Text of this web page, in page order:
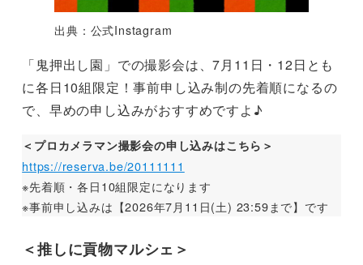
出典：公式Instagram
「鬼押出し園」での撮影会は、7月11日・12日とも
に各日10組限定！事前申し込み制の先着順になるの
で、早めの申し込みがおすすめですよ♪
＜プロカメラマン撮影会の申し込みはこちら＞
https://reserva.be/20111111
※先着順・各日10組限定になります
※事前申し込みは【2026年7月11日(土) 23:59まで】です
＜推しに貢物マルシェ＞